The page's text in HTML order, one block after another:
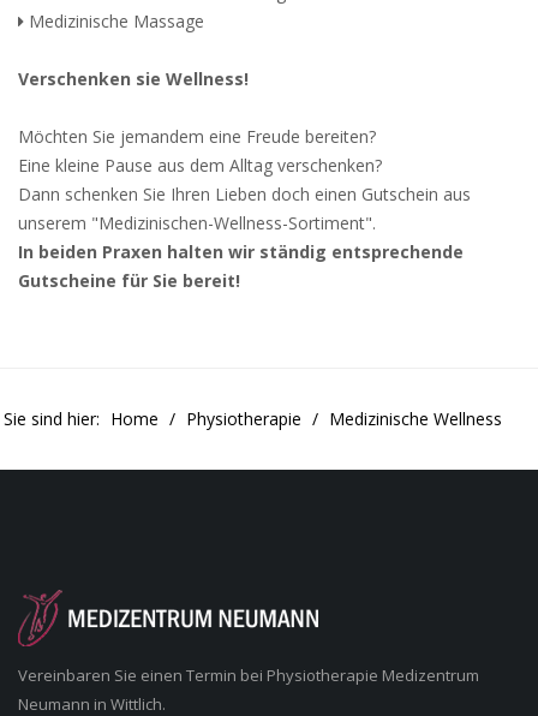
Medizinische Massage
Verschenken sie Wellness!
Möchten Sie jemandem eine Freude bereiten?
Eine kleine Pause aus dem Alltag verschenken?
Dann schenken Sie Ihren Lieben doch einen Gutschein aus
unserem "Medizinischen-Wellness-Sortiment".
In beiden Praxen halten wir ständig entsprechende
Gutscheine für Sie bereit!
Sie sind hier: Home Physiotherapie Medizinische Wellness
Vereinbaren Sie einen Termin bei Physiotherapie Medizentrum
Neumann in Wittlich.